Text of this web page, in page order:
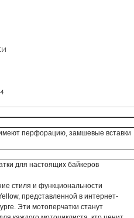
перфорацию, замшевые вставки
для настоящих байкеров
стиля и функциональности
представленной в интернет-
Эти мотоперчатки станут